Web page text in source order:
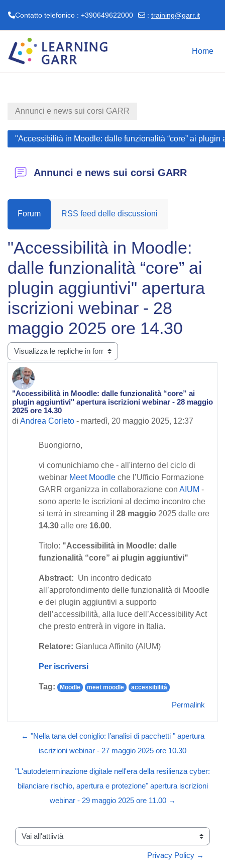
Contatto telefonico : +390649622000 : training@garr.it
Home
Annunci e news sui corsi GARR
"Accessibilità in Moodle: dalle funzionalità “core” ai
Annunci e news sui corsi GARR
Forum RSS feed delle discussioni
"Accessibilità in Moodle:
dalle funzionalità “core” ai
plugin aggiuntivi" apertura
iscrizioni webinar - 28
maggio 2025 ore 14.30
Modalità visualizzazione
"Accessibilità in Moodle: dalle funzionalità “core” ai
plugin aggiuntivi" apertura iscrizioni webinar - 28 maggio
2025 ore 14.30
di Andrea Corleto - martedì, 20 maggio 2025, 12:37
Numero di risposte: 0
Buongiorno,
vi comunichiamo che - all'interno del ciclo di
webinar Meet Moodle che l’Ufficio Formazione
GARR organizza in collaborazione con AIUM -
sono aperte le iscrizioni al decimo incontro che
si terrà in streaming il 28 maggio 2025 dalle ore
14.30 alle ore 16.00.
Titolo: "Accessibilità in Moodle: dalle
funzionalità “core” ai plugin aggiuntivi"
Abstract: Un incontro dedicato
all’approfondimento delle funzionalità di Moodle
e dei plugin aggiuntivi a supporto
dell’accessibilità, alla luce dell’Accessibility Act
che presto entrerà in vigore in Italia.
Relatore: Gianluca Affinito (AIUM)
Per iscriversi
Tag: Moodle meet moodle accessibilità
Permalink
← "Nella tana del coniglio: l’analisi di pacchetti " apertura
iscrizioni webinar - 27 maggio 2025 ore 10.30
"L'autodeterminazione digitale nell'era della resilienza cyber:
bilanciare rischio, apertura e protezione" apertura iscrizioni
webinar - 29 maggio 2025 ore 11.00 →
Vai all'attiivtà
Privacy Policy →